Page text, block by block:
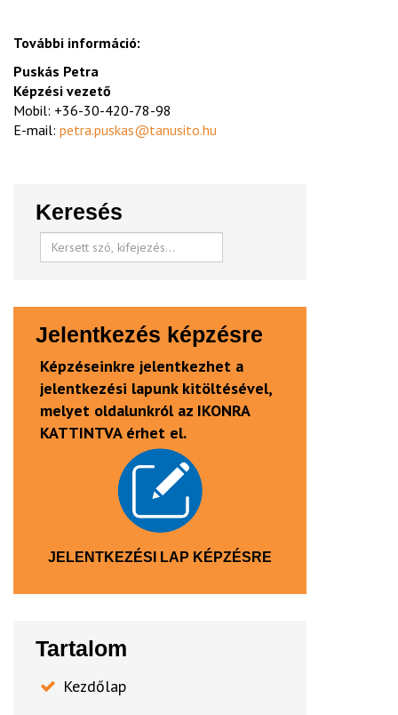
További információ:
Puskás Petra
Képzési vezető
Mobil: +36-30-420-78-98
E-mail: petra.puskas@tanusito.hu
Keresés
Jelentkezés képzésre
Képzéseinkre jelentkezhet a
jelentkezési lapunk kitöltésével,
melyet oldalunkról az IKONRA
KATTINTVA érhet el.
JELENTKEZÉSI LAP KÉPZÉSRE
Tartalom
Kezdőlap